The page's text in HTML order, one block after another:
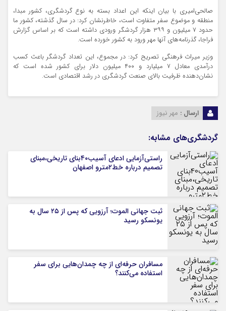
صالحی‌امیری با بیان اینکه این اعداد بسته به نوع گردشگری، کشور مبدا،
منطقه و موضوع سفر متفاوت است، خاطرنشان کرد: در سال گذشته، کشور ما
حدود ۷ میلیون و ۳۹۹ هزار گردشگر ورودی داشته است که
بر اساس گزارش
فراجا، گذرنامه‌های آنها مهر ورود به کشور خورده است.
وزیر میراث فرهنگی تصریح کرد: در مجموع، این تعداد گردشگر باعث کسب
درآمدی معادل ۷ میلیارد و ۴۰۰ میلیون دلار برای کشور شده است که
نشان‌دهنده ظرفیت بالای صنعت گردشگری در رشد اقتصادی است.
ارسال : مهر نیوز
گردشگری‌های مشابه:
راستی‌آزمایی ادعای آسیب۴۰بنای تاریخی،مبنای
تصمیم درباره خط۲مترو اصفهان
ثبت جهانی الموت؛ آرزویی که پس از ۲۵ سال به
یونسکو رسید
مسافران حرفه‌ای از چه چمدان‌هایی برای سفر
استفاده می‌کنند؟